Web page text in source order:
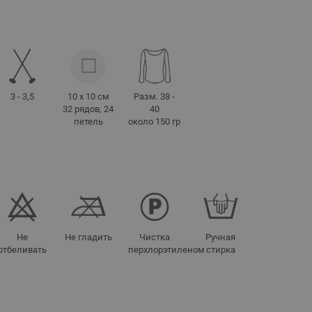
3 - 3,5
10 x 10 см
32 рядов, 24
петель
Разм. 38 -
40
около 150 гр
Не
Не гладить
Чистка
перхлорэтиленом
Ручная
стирка